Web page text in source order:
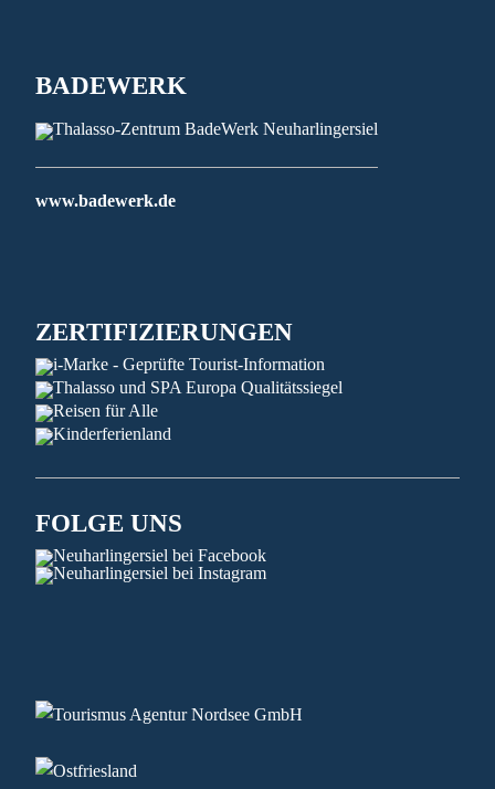
BADEWERK
www.badewerk.de
ZERTIFIZIERUNGEN
FOLGE UNS